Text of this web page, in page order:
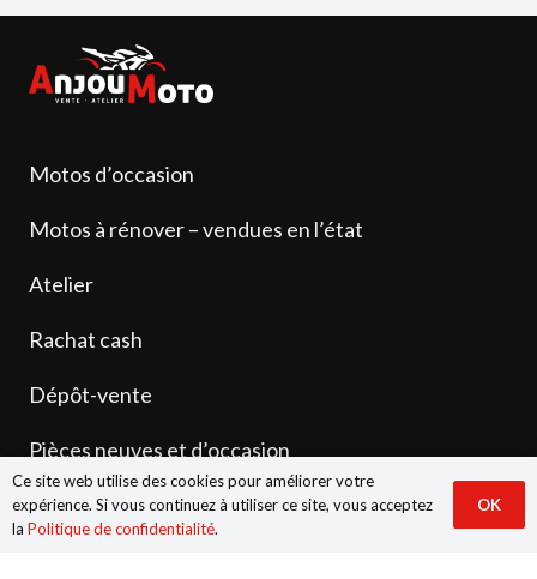
Motos d’occasion
Motos à rénover – vendues en l’état
Atelier
Rachat cash
Dépôt-vente
Pièces neuves et d’occasion
Contact
Ce site web utilise des cookies pour améliorer votre
expérience. Si vous continuez à utiliser ce site, vous acceptez
la Politique de confidentialité.
OK